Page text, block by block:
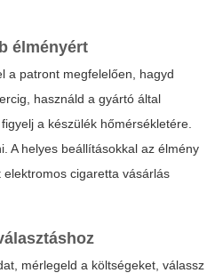
élményért
a patront megfelelően, hagyd
használd a gyártó által
a készülék hőmérsékletére.
A helyes beállításokkal az élmény
elektromos cigaretta vásárlás
mérlegeld a költségeket, válassz